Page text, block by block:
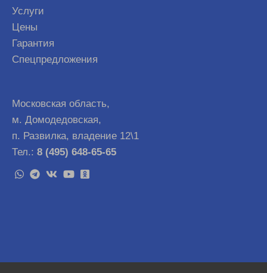
Услуги
Цены
Гарантия
Спецпредложения
Московская область,
м. Домодедовская,
п. Развилка, владение 12\1
Тел.: 8 (495) 648-65-65